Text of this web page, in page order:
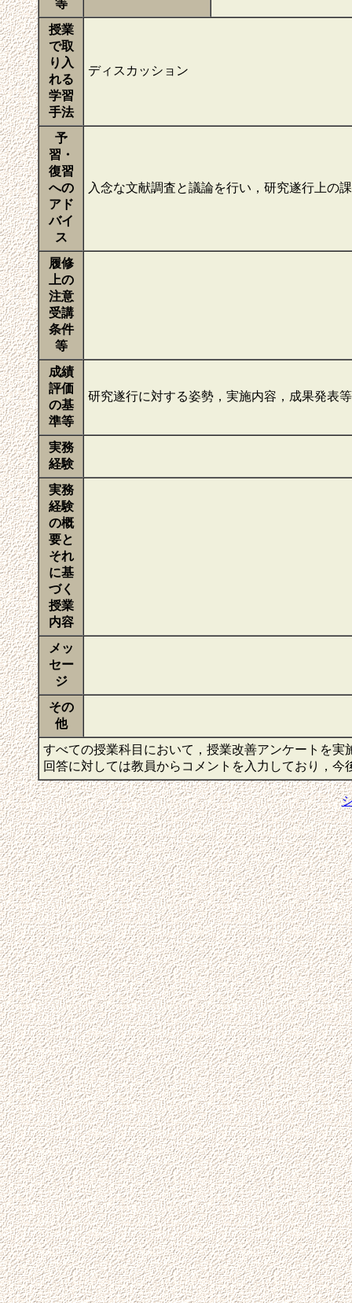
等
授業
で取
り入
れる
学習
手法
ディスカッション
予
習・
復習
への
アド
バイ
ス
入念な文献調査と議論を行い，研究遂行上の
履修
上の
注意
受講
条件
等
成績
評価
の基
準等
研究遂行に対する姿勢，実施内容，成果発表
実務
経験
実務
経験
の概
要と
それ
に基
づく
授業
内容
メッ
セー
ジ
その
他
すべての授業科目において，授業改善アンケートを
回答に対しては教員からコメントを入力しており，